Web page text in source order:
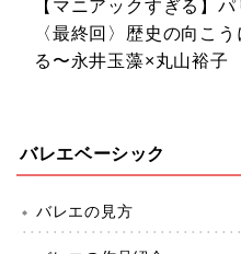
【マニアックすぎる】
〈最終回〉歴史の向こ
る〜永井玉藻×丸山裕子
バレエベーシック
バレエの見方